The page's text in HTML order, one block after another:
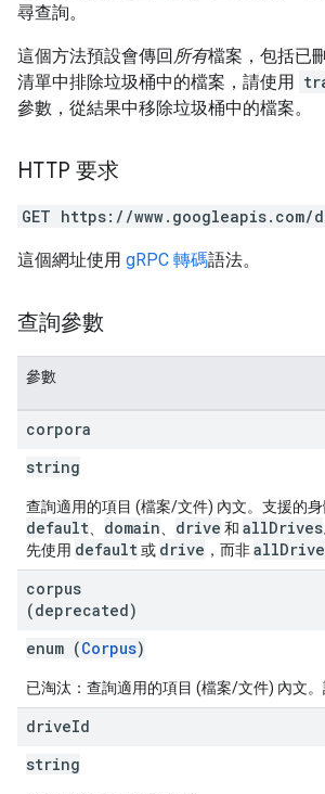
尋查詢。
這個方法預設會傳回所有檔案，包括已
清單中排除垃圾桶中的檔案，請使用
參數，從結果中移除垃圾桶中的檔案。
HTTP 要求
GET https://
這個網址使用 gRPC 轉碼語法。
查詢參數
參數
corpora
string
查詢適用的項目 (檔案/文件) 內文。支援的
default domain drive 和 allDrives
先使用 default或 drive ，而非
corpus
(deprecated)
enum (Corpus)
已淘汰：查詢適用的項目 (檔案/文件) 內文。
driveId
string